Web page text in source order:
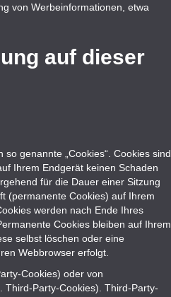
von Werbeinformationen, etwa
auf dieser
genannte „Cookies“. Cookies sind
Ihrem Endgerät keinen Schaden
für die Dauer einer Sitzung
(permanente Cookies) auf Ihrem
werden nach Ende Ihres
Cookies bleiben auf Ihrem
selbst löschen oder eine
Webbrowser erfolgt.
Cookies) oder von
Third-Party-Cookies). Third-Party-